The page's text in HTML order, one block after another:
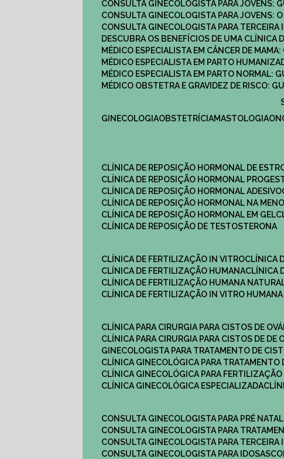
CONSULTA GINECOLOGISTA PARA JOVENS:
CONSULTA GINECOLOGISTA PARA JOVENS:
CONSULTA GINECOLOGISTA PARA
DESCUBRA OS BENEFÍCIOS DE UMA
MÉDICO ESPECIALISTA EM CÂNCER DE
MÉDICO ESPECIALISTA EM PARTO
MÉDICO ESPECIALISTA EM PARTO NORMAL:
MÉDICO OBSTETRA E GRAVIDEZ DE RISCO:
GINECOLOGIA
OBSTETRÍCIA MASTOLOGIA
CLÍNICA DE REPOSIÇÃO HORMONAL DE
CLÍNICA DE REPOSIÇÃO HORMONAL
CLÍNICA DE REPOSIÇÃO HORMONAL ADESIVO
CLÍNICA DE REPOSIÇÃO HORMONAL NA
CLÍNICA DE REPOSIÇÃO HORMONAL EM GEL
CLÍNICA DE REPOSIÇÃO DE TESTOSTERONA
CLÍNICA DE FERTILIZAÇÃO IN VITRO
CLÍNICA
CLÍNICA DE FERTILIZAÇÃO HUMANA
CLÍNICA DE FERTILIZAÇÃO HUMANA
CLÍNICA DE FERTILIZAÇÃO IN VITRO HUMANA
CLÍNICA PARA CIRURGIA PARA CISTOS DE
CLÍNICA PARA CIRURGIA PARA CISTOS DE DE
GINECOLOGISTA PARA TRATAMENTO DE
CLÍNICA GINECOLÓGICA PARA TRATAMENTO
CLÍNICA GINECOLÓGICA PARA
CLÍNICA GINECOLÓGICA ESPECIALIZADA
CONSULTA GINECOLOGISTA PARA PRÉ NATAL
CONSULTA GINECOLOGISTA PARA
CONSULTA GINECOLOGISTA PARA TERCEIRA
CONSULTA GINECOLOGISTA PARA IDOSAS